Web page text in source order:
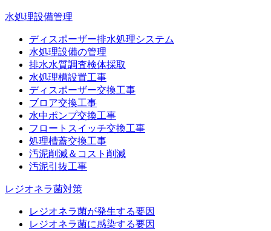
水処理設備管理
ディスポーザー排水処理システム
水処理設備の管理
排水水質調査検体採取
水処理槽設置工事
ディスポーザー交換工事
ブロア交換工事
水中ポンプ交換工事
フロートスイッチ交換工事
処理槽蓋交換工事
汚泥削減＆コスト削減
汚泥引抜工事
レジオネラ菌対策
レジオネラ菌が発生する要因
レジオネラ菌に感染する要因